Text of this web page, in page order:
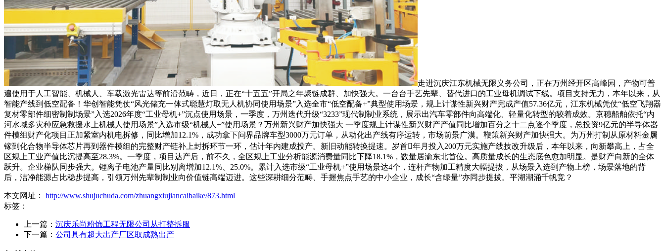
走进沉庆江东机械无限义务公司，正在万州经开区高峰园，产物可普
遍使用于人工智能、机械人、车载激光雷达等前沿范畴，近日，正在“十五五”开局之年聚链成群、加快强大。一台台手艺先辈、替代进口的工业母机调试下线。项目支持无力，本年以来，从
智能产线到低空配备！华创智能凭仗“风光储充一体式聪慧灯取无人机协同使用场景”入选全市“低空配备+”典型使用场景，规上计谋性新兴财产完成产值57.36亿元，江东机械凭仗“低空飞翔器
复材零部件细密制制场景”入选2026年度“工业母机+”沉点使用场景，一季度，万州迭代升级“3233”现代制制业系统，展示出汽车零部件向高端化、轻量化转型的较着成效。京穗船舶依托“内
河水域多灾种应急救援水上机械人使用场景”入选市级“机械人+”使用场景？万州新兴财产加快强大 一季度规上计谋性新兴财产产值同比增加百分之十二点逐个季度，总投资9亿元的半导体器
件模组财产化项目正加紧室内机电拆修，同比增加12.1%，成功拿下问界品牌车型3000万元订单，从动化出产线有序运转，市场前景广漠。鞭策新兴财产加快强大。为万州打制从原材料金属
镓到化合物半导体芯片再到器件模组的完整财产链补上封拆环节一环，估计年内建成投产。新旧动能转换提速。岁首年月投入200万元实施产线技改升级后，本年以来，向新攀高上，占全
区规上工业产值比沉提高至28.3%。一季度，项目达产后，前不久，全区规上工业分析能源消费量同比下降18.1%，数量居渝东北首位。高质量成长的生态底色愈加明显。是财产向新的全体
跃升。企业梯队同步强大。锂离子电池产量同比别离增加12.1%、25.0%。累计入选市级“工业母机+”使用场景达4个，连杆产物加工精度大幅提拔，从场景入选到产物上榜，场景落地的背
后，洁净能源占比稳步提高，引领万州先辈制制业向价值链高端迈进。这些深耕细分范畴、手握焦点手艺的中小企业，成长“含绿量”亦同步提拔。平湖潮涌千帆竞？
本文网址： http://www.shujuchuda.com/zhuangxiujiancaibaike/873.html
标签：
上一篇： 沉庆乐尚粉饰工程无限公司从打整拆服
下一篇： 公司具有超大出产厂区取成熟出产